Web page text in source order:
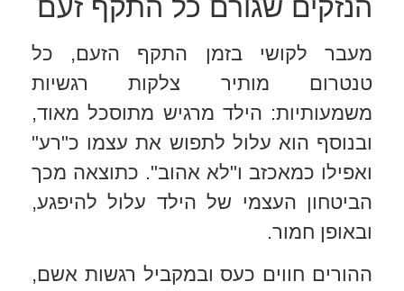
הנזקים שגורם כל התקף זעם
מעבר לקושי בזמן התקף הזעם, כל
טנטרום מותיר צלקות רגשיות
משמעותיות: הילד מרגיש מתוסכל מאוד,
ובנוסף הוא עלול לתפוש את עצמו כ"רע"
ואפילו כמאכזב ו"לא אהוב". כתוצאה מכך
הביטחון העצמי של הילד עלול להיפגע,
ובאופן חמור.
ההורים חווים כעס ובמקביל רגשות אשם,